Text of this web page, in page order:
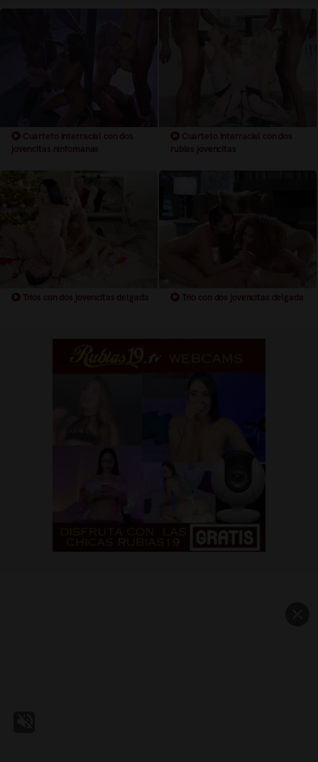
Cuarteto interracial con dos
jovencitas ninfomanas
Cuarteto interracial con dos
rubias jovencitas
Trios con dos jovencitas delgada Trio con dos jovencitas delgada